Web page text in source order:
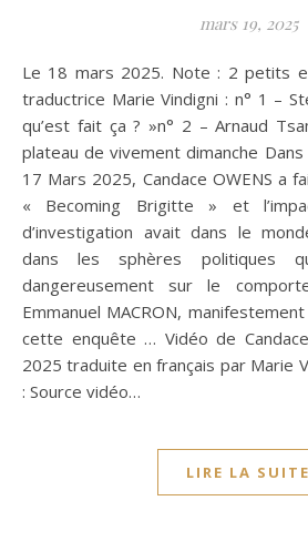
mars 19, 2025
Le 18 mars 2025. Note : 2 petits extraits ajoutés par la
traductrice Marie Vindigni : n° 1 –
qu’est fait ça ? »n° 2 – Arnaud
plateau de vivement dimanche
17 Mars 2025, Candace OWENS a
« Becoming Brigitte » et
d’investigation avait dans le
dans les sphères politiques
dangereusement sur le
Emmanuel MACRON,
cette enquête … Vidéo de
2025 traduite en français par Marie
: Source vidéo…
LIRE LA SUITE